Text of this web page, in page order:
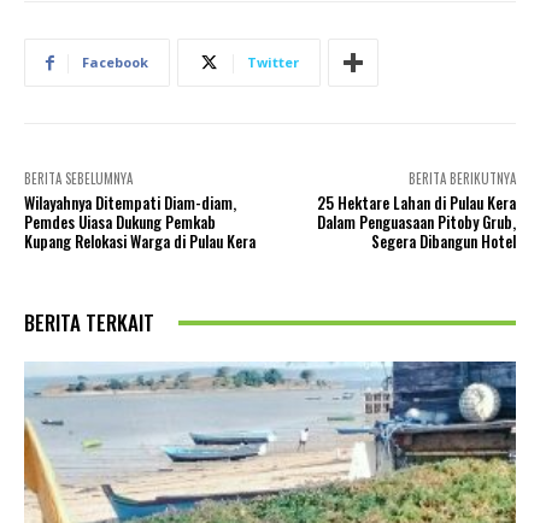
Facebook Twitter
BERITA SEBELUMNYA
Wilayahnya Ditempati Diam-diam,
Pemdes Uiasa Dukung Pemkab
Kupang Relokasi Warga di Pulau Kera
BERITA BERIKUTNYA
25 Hektare Lahan di Pulau Kera
Dalam Penguasaan Pitoby Grub,
Segera Dibangun Hotel
BERITA TERKAIT